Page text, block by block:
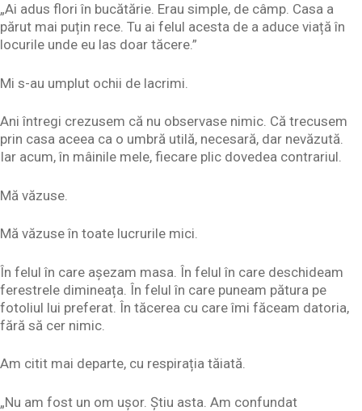
„Ai adus flori în bucătărie. Erau simple, de câmp. Casa a
părut mai puțin rece. Tu ai felul acesta de a aduce viață în
locurile unde eu las doar tăcere.”
Mi s-au umplut ochii de lacrimi.
Ani întregi crezusem că nu observase nimic. Că trecusem
prin casa aceea ca o umbră utilă, necesară, dar nevăzută.
Iar acum, în mâinile mele, fiecare plic dovedea contrariul.
Mă văzuse.
Mă văzuse în toate lucrurile mici.
În felul în care așezam masa. În felul în care deschideam
ferestrele dimineața. În felul în care puneam pătura pe
fotoliul lui preferat. În tăcerea cu care îmi făceam datoria,
fără să cer nimic.
Am citit mai departe, cu respirația tăiată.
„Nu am fost un om ușor. Știu asta. Am confundat